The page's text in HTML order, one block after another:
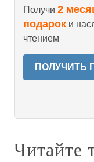
Получи 2
подарок и
чтением
ПОЛУЧИТЬ
Читайте